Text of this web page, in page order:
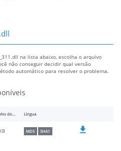
na lista abaixo, escolha o arquivo
não conseguir decidir qual versão
automático para resolver o problema.
Tamanho do arquivo Língua
MD5 SHA1